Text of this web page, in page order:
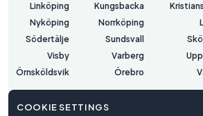
Kungsbacka
Linköping
Norrköping
Nyköping
Sundsvall
Södertälje
Varberg
Visby
Örebro
Örnsköldsvik
COOKIE SETTINGS